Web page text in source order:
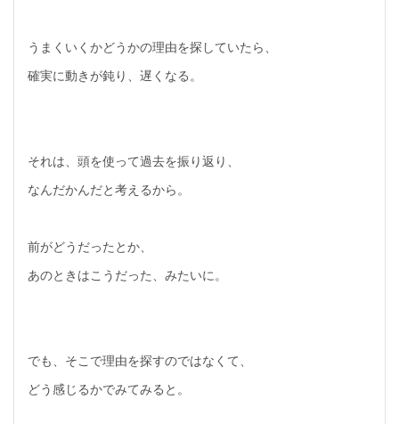
うまくいくかどうかの理由を探していたら、
確実に動きが鈍り、遅くなる。
それは、頭を使って過去を振り返り、
なんだかんだと考えるから。
前がどうだったとか、
あのときはこうだった、みたいに。
でも、そこで理由を探すのではなくて、
どう感じるかでみてみると。